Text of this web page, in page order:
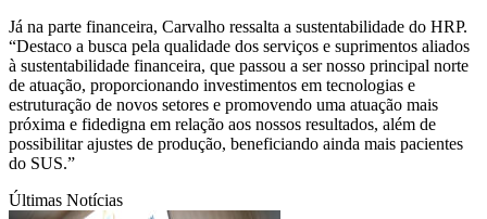
Já na parte financeira, Carvalho ressalta a sustentabilidade do HRP.
“Destaco a busca pela qualidade dos serviços e suprimentos aliados
à sustentabilidade financeira, que passou a ser nosso principal norte
de atuação, proporcionando investimentos em tecnologias e
estruturação de novos setores e promovendo uma atuação mais
próxima e fidedigna em relação aos nossos resultados, além de
possibilitar ajustes de produção, beneficiando ainda mais pacientes
do SUS.”
Últimas Notícias